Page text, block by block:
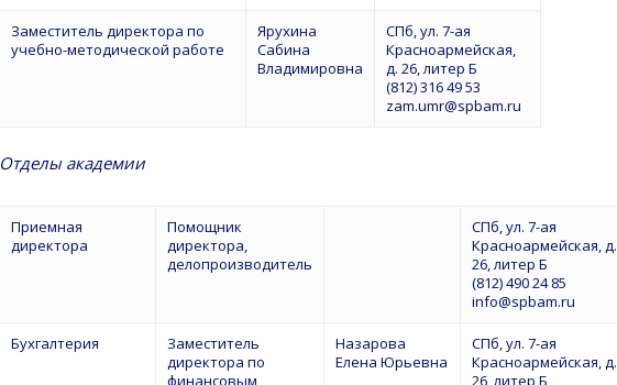
Заместитель директора по
учебно-методической работе
Ярухина
Сабина
Владимировна
СПб, ул. 7-ая
Красноармейская,
д. 26, литер Б
(812) 316 49 53
zam.umr@spbam.ru
Отделы академии
Приемная
директора
Помощник
директора,
делопроизводитель
СПб, ул. 7-ая
Красноармейская, д.
26, литер Б
(812) 490 24 85
info@spbam.ru
Бухгалтерия
Заместитель
директора по
финансовым
Назарова
Елена Юрьевна
СПб, ул. 7-ая
Красноармейская, д.
26, литер Б